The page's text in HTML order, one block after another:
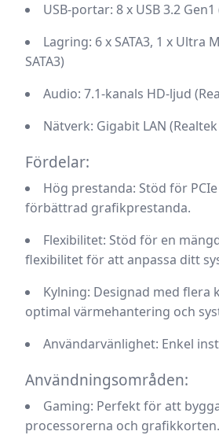
USB-portar: 8 x USB 3.2
Lagring: 6 x SATA3, 1 x Ultra
SATA3)
Audio: 7.1-kanals HD-ljud
Nätverk: Gigabit LAN (Realtek
Fördelar:
Hög prestanda: Stöd för
förbättrad grafikprestanda.
Flexibilitet: Stöd för en
flexibilitet för att anpassa ditt
Kylning: Designad med flera
optimal värmehantering och
Användarvänlighet: Enkel
Användningsområden:
Gaming: Perfekt för att
processorerna och grafikkorten.